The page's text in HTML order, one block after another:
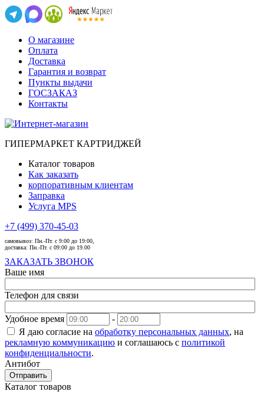
О магазине
Оплата
Доставка
Гарантия и возврат
Пункты выдачи
ГОСЗАКАЗ
Контакты
ГИПЕРМАРКЕТ КАРТРИДЖЕЙ
Каталог товаров
Как заказать
корпоративным клиентам
Заправка
Услуга MPS
+7 (499) 370-45-03
самовывоз: Пн.-Пт. с 9:00 до 19:00,
доставка: Пн.-Пт. с 09:00 до 19.00
ЗАКАЗАТЬ ЗВОНОК
Ваше имя
Телефон для связи
Удобное время
-
Я даю согласие на обработку персональных данных, на
рекламную коммуникацию и соглашаюсь с политикой
конфиденциальности.
Антибот
Отправить
Каталог товаров